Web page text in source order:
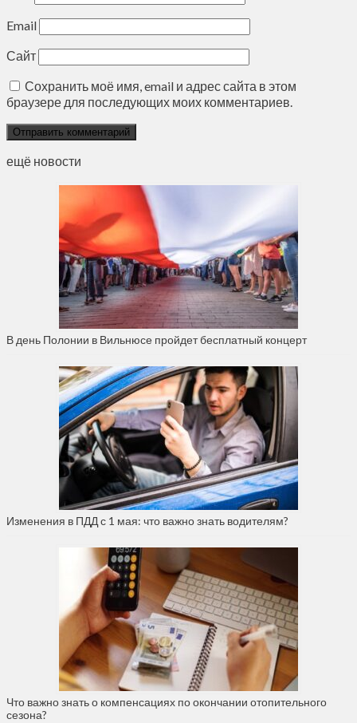
Email
Сайт
Сохранить моё имя, email и адрес сайта в этом
браузере для последующих моих комментариев.
ещё новости
В день Полонии в Вильнюсе пройдет бесплатный концерт
Изменения в ПДД с 1 мая: что важно знать водителям?
Что важно знать о компенсациях по окончании отопительного
сезона?